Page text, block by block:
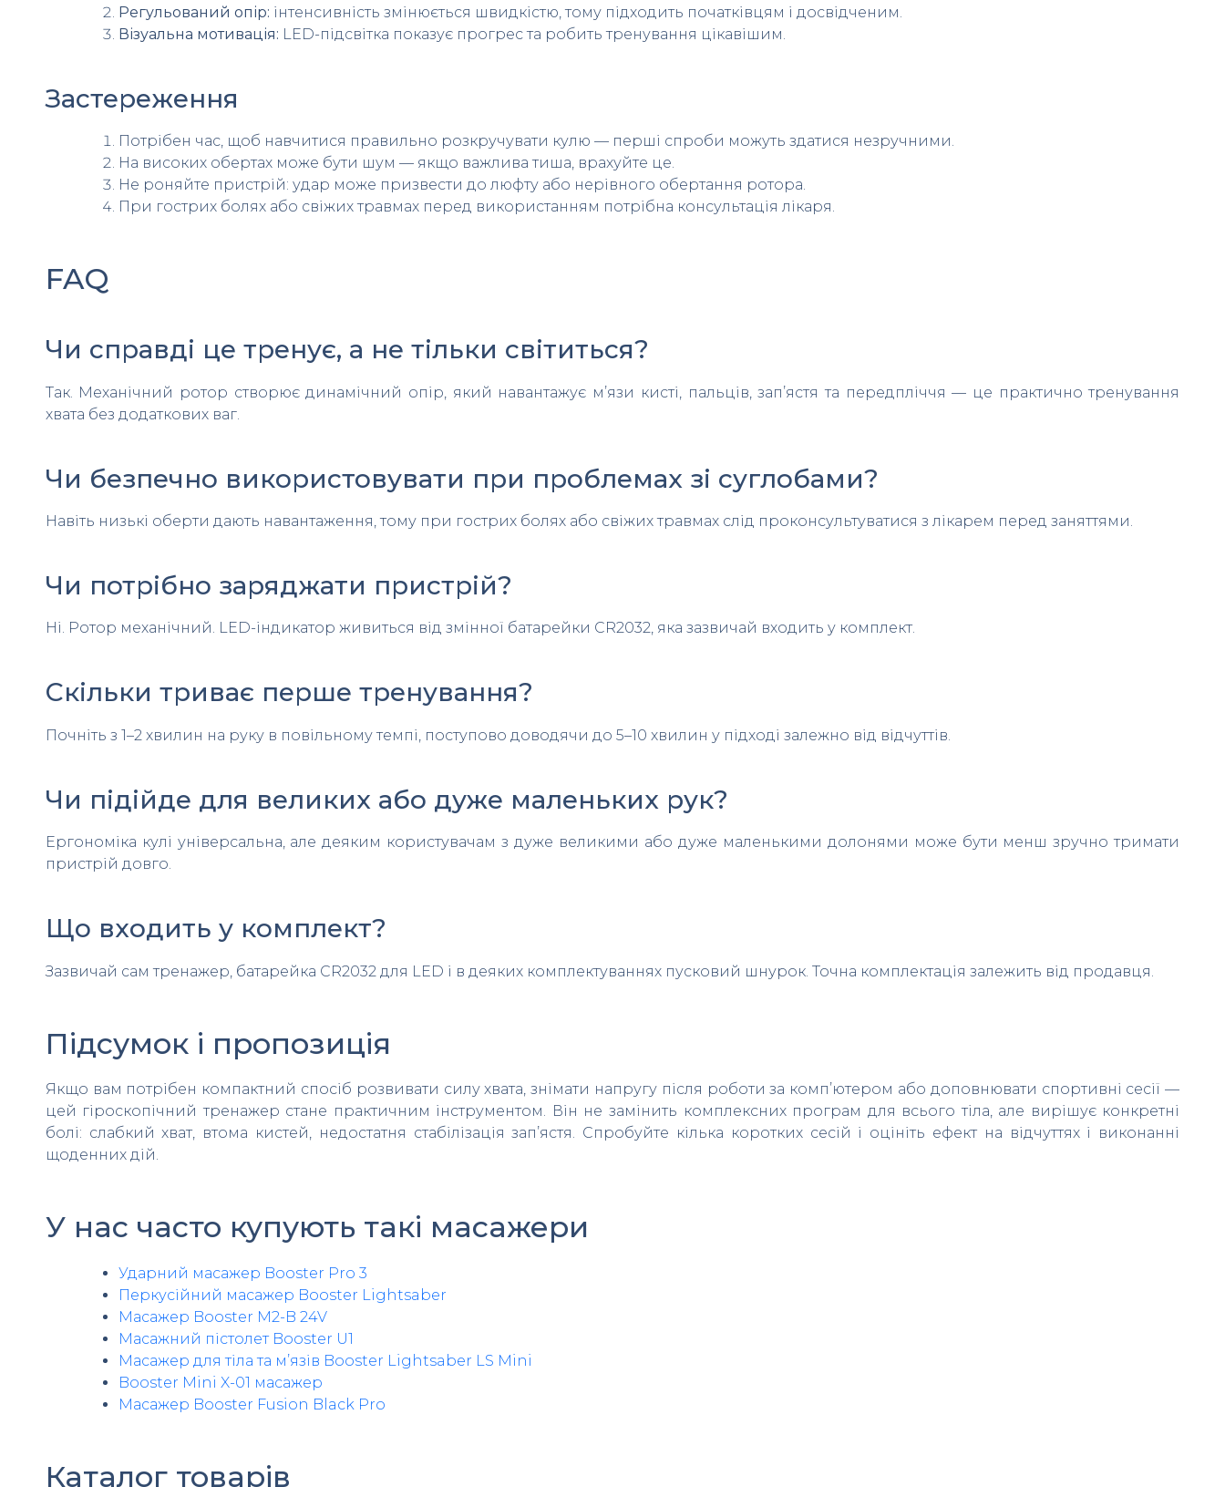
Регульований опір: інтенсивність змінюється швидкістю, тому підходить початківцям і досвідченим.
Візуальна мотивація: LED-підсвітка показує прогрес та робить тренування цікавішим.
Застереження
Потрібен час, щоб навчитися правильно розкручувати кулю — перші спроби можуть здатися незручними.
На високих обертах може бути шум — якщо важлива тиша, врахуйте це.
Не роняйте пристрій: удар може призвести до люфту або нерівного обертання ротора.
При гострих болях або свіжих травмах перед використанням потрібна консультація лікаря.
FAQ
Чи справді це тренує, а не тільки світиться?
Так. Механічний ротор створює динамічний опір, який навантажує м’язи кисті, пальців, зап’ястя та передпліччя — це практично тренування
хвата без додаткових ваг.
Чи безпечно використовувати при проблемах зі суглобами?
Навіть низькі оберти дають навантаження, тому при гострих болях або свіжих травмах слід проконсультуватися з лікарем перед заняттями.
Чи потрібно заряджати пристрій?
Ні. Ротор механічний. LED-індикатор живиться від змінної батарейки CR2032, яка зазвичай входить у комплект.
Скільки триває перше тренування?
Почніть з 1–2 хвилин на руку в повільному темпі, поступово доводячи до 5–10 хвилин у підході залежно від відчуттів.
Чи підійде для великих або дуже маленьких рук?
Ергономіка кулі універсальна, але деяким користувачам з дуже великими або дуже маленькими долонями може бути менш зручно тримати
пристрій довго.
Що входить у комплект?
Зазвичай сам тренажер, батарейка CR2032 для LED і в деяких комплектуваннях пусковий шнурок. Точна комплектація залежить від продавця.
Підсумок і пропозиція
Якщо вам потрібен компактний спосіб розвивати силу хвата, знімати напругу після роботи за комп’ютером або доповнювати спортивні сесії —
цей гіроскопічний тренажер стане практичним інструментом. Він не замінить комплексних програм для всього тіла, але вирішує конкретні
болі: слабкий хват, втома кистей, недостатня стабілізація зап’ястя. Спробуйте кілька коротких сесій і оцініть ефект на відчуттях і виконанні
щоденних дій.
У нас часто купують такі масажери
Ударний масажер Booster Pro 3
Перкусійний масажер Booster Lightsaber
Масажер Booster M2-B 24V
Масажний пістолет Booster U1
Масажер для тіла та м’язів Booster Lightsaber LS Mini
Booster Mini X-01 масажер
Масажер Booster Fusion Black Pro
Каталог товарів